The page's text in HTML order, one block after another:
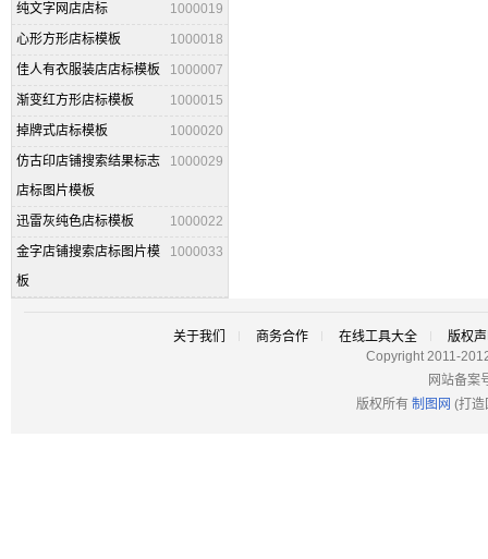
1000019
纯文字网店店标
1000018
心形方形店标模板
1000007
佳人有衣服装店店标模板
1000015
渐变红方形店标模板
1000020
掉牌式店标模板
1000029
仿古印店铺搜索结果标志
店标图片模板
1000022
迅雷灰纯色店标模板
1000033
金字店铺搜索店标图片模
板
关于我们 商务合作 在线工具大全
版权
Copyright 2011-
网站备案
版权所有 制图网 (打造